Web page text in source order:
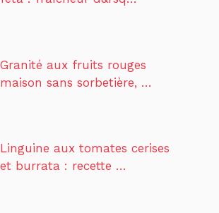
Granité aux fruits rouges
maison sans sorbetière, …
Linguine aux tomates cerises
et burrata : recette …